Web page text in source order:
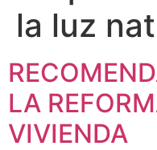
la luz
LA
VIVIENDA